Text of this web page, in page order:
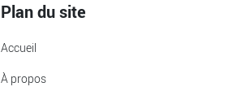
Plan du site
Accueil
À propos